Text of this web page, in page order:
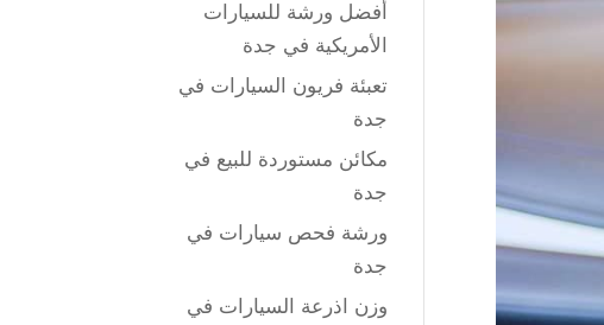
أفضل ورشة للسيارات
الأمريكية في جدة
تعبئة فريون السيارات في
جدة
مكائن مستوردة للبيع في
جدة
ورشة فحص سيارات في
جدة
وزن اذرعة السيارات في